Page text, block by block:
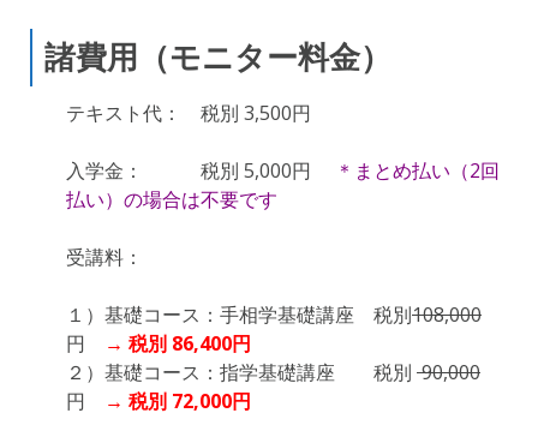
諸費用（モニター料金）
テキスト代： 税別 3,500円
入学金： 税別 5,000円
＊まとめ払い（2回
払い）の場合は不要です
受講料：
１）基礎コース：手相学基礎講座 税別108,000
円
→ 税別 86,400円
２）基礎コース：指学基礎講座 税別 90,000
円
→ 税別 72,000円